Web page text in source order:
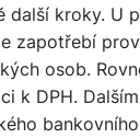
další kroky. U
zapotřebí
osob.
k DPH.